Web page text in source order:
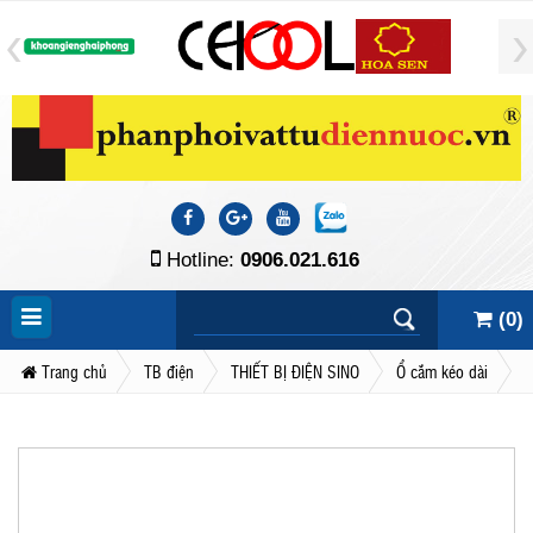
Hotline: 0906.021.616
(0)
Trang chủ TB điện THIẾT BỊ ĐIỆN SINO Ổ cắm kéo dài